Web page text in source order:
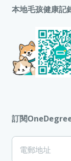
本地毛孩健康記
訂閱
電郵地址